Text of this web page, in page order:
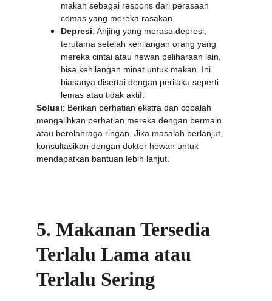
makan sebagai respons dari perasaan
cemas yang mereka rasakan.
Depresi: Anjing yang merasa depresi,
terutama setelah kehilangan orang yang
mereka cintai atau hewan peliharaan lain,
bisa kehilangan minat untuk makan. Ini
biasanya disertai dengan perilaku seperti
lemas atau tidak aktif.
Solusi: Berikan perhatian ekstra dan cobalah
mengalihkan perhatian mereka dengan bermain
atau berolahraga ringan. Jika masalah berlanjut,
konsultasikan dengan dokter hewan untuk
mendapatkan bantuan lebih lanjut.
5. Makanan Tersedia
Terlalu Lama atau
Terlalu Sering